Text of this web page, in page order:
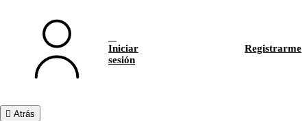
Iniciar
sesión
Registrarme
Atrás